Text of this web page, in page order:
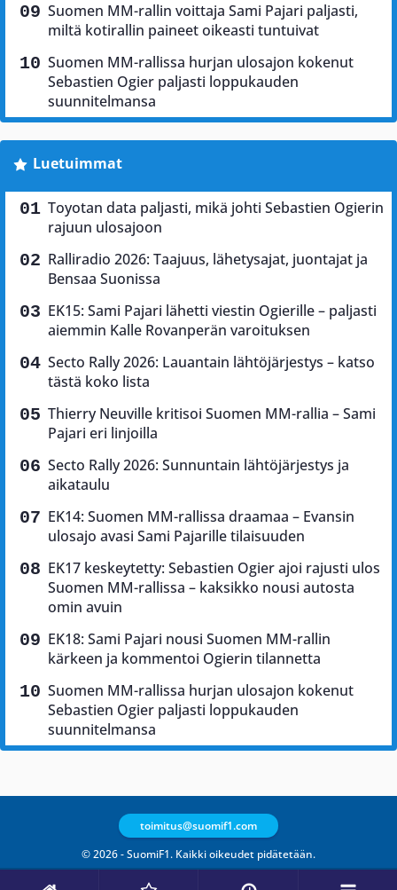
Suomen MM-rallin voittaja Sami Pajari paljasti,
miltä kotirallin paineet oikeasti tuntuivat
Suomen MM-rallissa hurjan ulosajon kokenut
Sebastien Ogier paljasti loppukauden
suunnitelmansa
Luetuimmat
Toyotan data paljasti, mikä johti Sebastien Ogierin
rajuun ulosajoon
Ralliradio 2026: Taajuus, lähetysajat, juontajat ja
Bensaa Suonissa
EK15: Sami Pajari lähetti viestin Ogierille – paljasti
aiemmin Kalle Rovanperän varoituksen
Secto Rally 2026: Lauantain lähtöjärjestys – katso
tästä koko lista
Thierry Neuville kritisoi Suomen MM-rallia – Sami
Pajari eri linjoilla
Secto Rally 2026: Sunnuntain lähtöjärjestys ja
aikataulu
EK14: Suomen MM-rallissa draamaa – Evansin
ulosajo avasi Sami Pajarille tilaisuuden
EK17 keskeytetty: Sebastien Ogier ajoi rajusti ulos
Suomen MM-rallissa – kaksikko nousi autosta
omin avuin
EK18: Sami Pajari nousi Suomen MM-rallin
kärkeen ja kommentoi Ogierin tilannetta
Suomen MM-rallissa hurjan ulosajon kokenut
Sebastien Ogier paljasti loppukauden
suunnitelmansa
© 2026 - SuomiF1. Kaikki oikeudet pidätetään.
toimitus@suomif1.com